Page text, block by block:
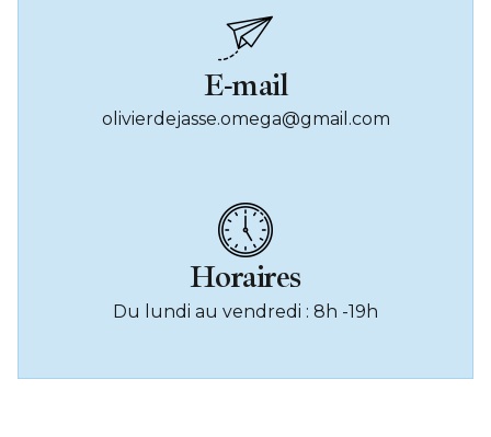
E-mail
olivierdejasse.omega@gmail.com
Horaires
Du lundi au vendredi : 8h -19h